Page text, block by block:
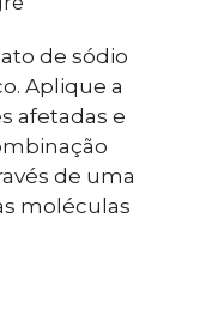
de sódio
Aplique a
afetadas e
de uma
moléculas